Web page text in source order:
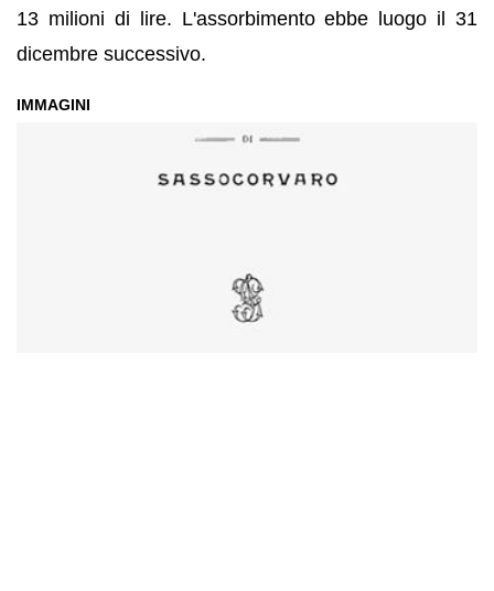
13 milioni di lire. L'assorbimento ebbe luogo il 31
dicembre successivo.
IMMAGINI